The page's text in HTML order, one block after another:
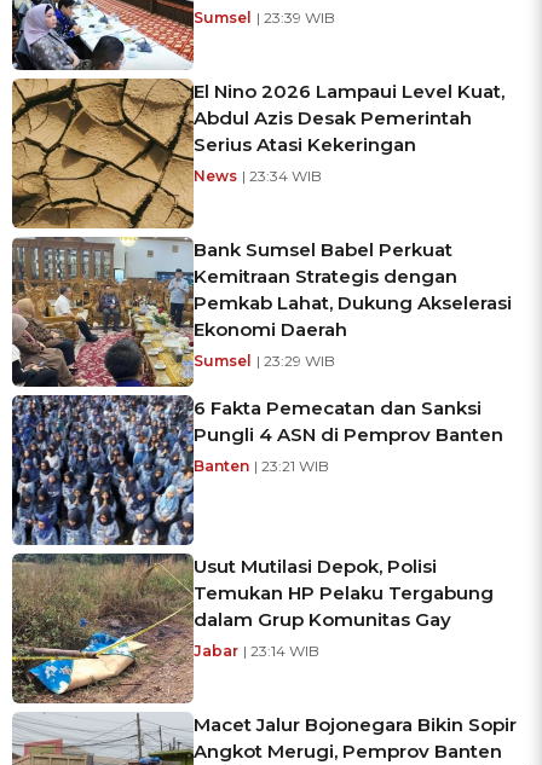
Sumsel | 23:39 WIB
El Nino 2026 Lampaui Level Kuat,
Abdul Azis Desak Pemerintah
Serius Atasi Kekeringan
News | 23:34 WIB
Bank Sumsel Babel Perkuat
Kemitraan Strategis dengan
Pemkab Lahat, Dukung Akselerasi
Ekonomi Daerah
Sumsel | 23:29 WIB
6 Fakta Pemecatan dan Sanksi
Pungli 4 ASN di Pemprov Banten
Banten | 23:21 WIB
Usut Mutilasi Depok, Polisi
Temukan HP Pelaku Tergabung
dalam Grup Komunitas Gay
Jabar | 23:14 WIB
Macet Jalur Bojonegara Bikin Sopir
Angkot Merugi, Pemprov Banten